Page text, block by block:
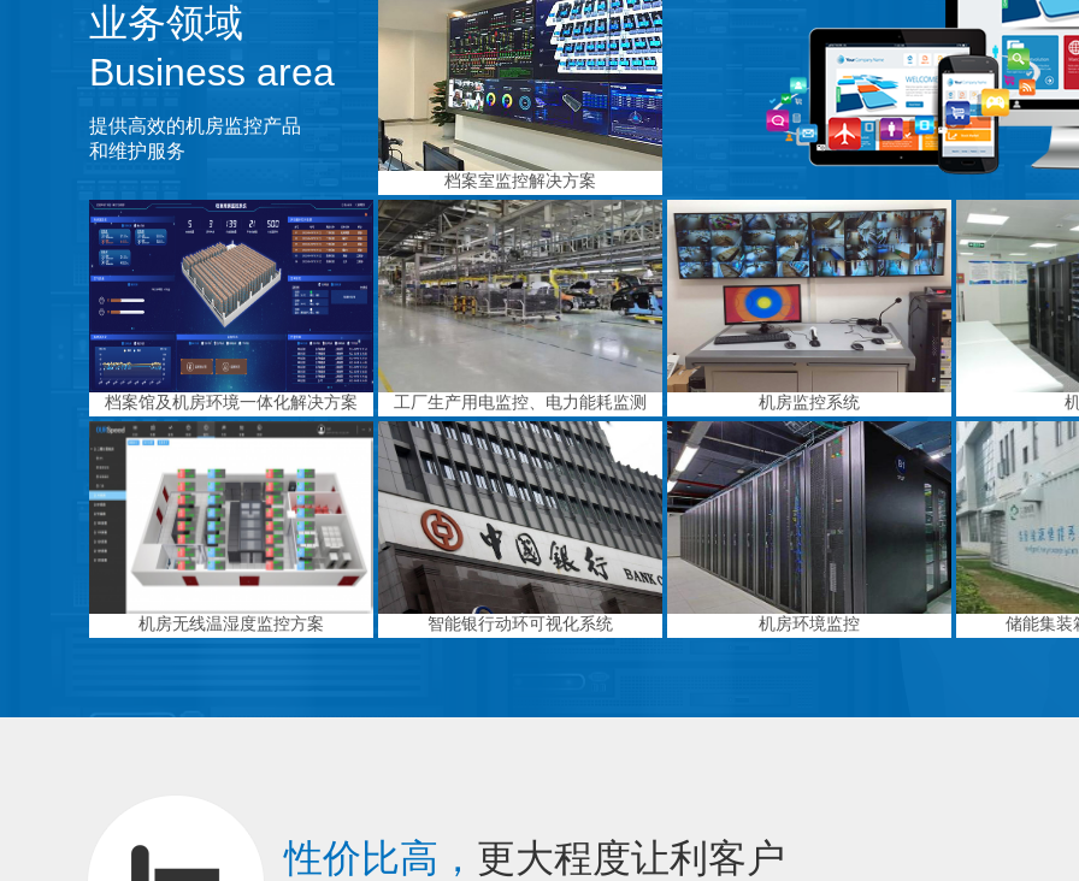
业务领域
Business area
提供高效的机房监控产品
和维护服务
档案室监控解决方案
档案馆及机房环境一体化解决方案 工厂生产用电监控、电力能耗监测 机房监控系统
机房无线温湿度监控方案 智能银行动环可视化系统 机房环境监控 储能集装
性价比高， 更大程度让利客户